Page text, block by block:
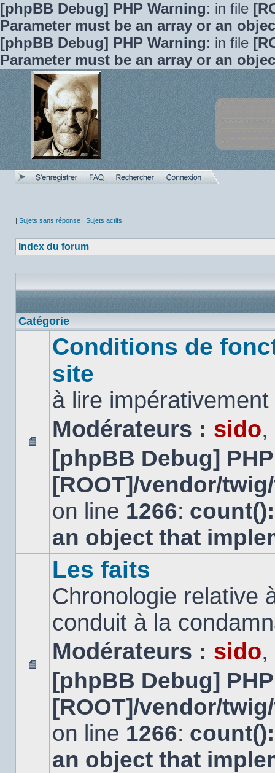
[phpBB Debug] PHP Warning: in file
Parameter must be an array or an
[phpBB Debug] PHP Warning: in file
Parameter must be an array or an
| Sujets sans réponse | Sujets actifs
Index du forum
Catégorie
Aucun
message
non
Conditions de
site
à lire impérativement
Modérateurs : sido,
[phpBB Debug]
[ROOT]/vendor/
on line 1266:
an object that
Aucun
message
non
Les faits
Chronologie relative
conduit à la
Modérateurs : sido,
[phpBB Debug]
[ROOT]/vendor/
on line 1266:
an object that